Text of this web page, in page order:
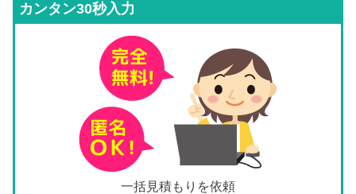
カンタン30秒入力
一括見積もりを依頼